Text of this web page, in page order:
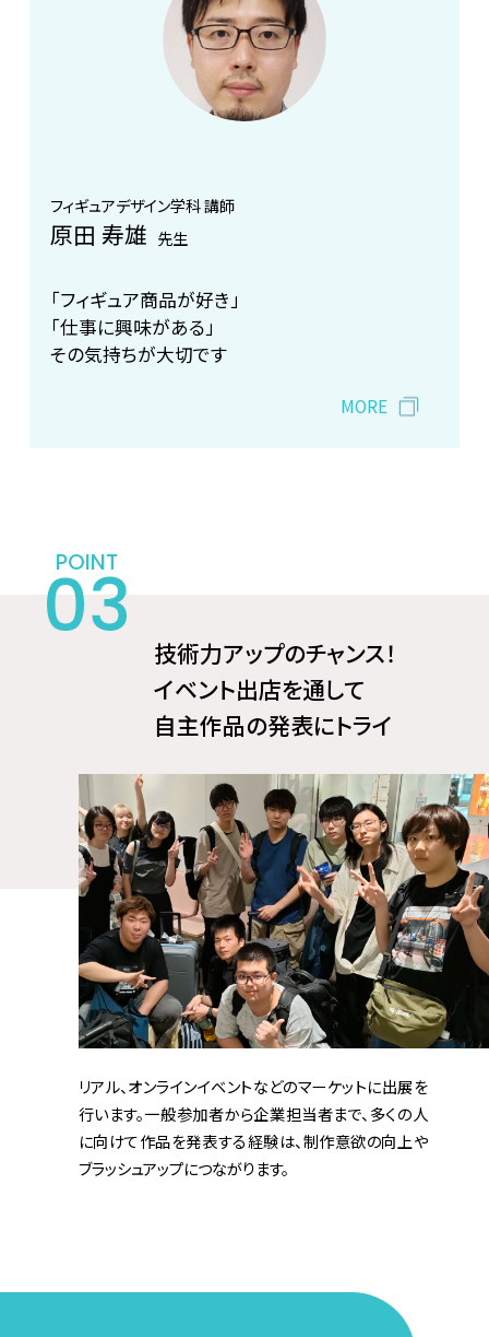
フィギュアデザイン学科 講師
原田 寿雄 先生
「フィギュア商品が好き」
「仕事に興味がある」
その気持ちが大切です
MORE
技術力アップのチャンス！
イベント出店を通して
自主作品の発表にトライ
リアル、オンラインイベントなどのマーケットに出展を
行います。一般参加者から企業担当者まで、多くの人
に向けて作品を発表する経験は、制作意欲の向上や
ブラッシュアップにつながります。